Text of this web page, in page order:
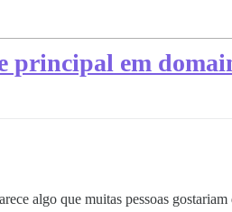
principal em
algo que muitas pessoas